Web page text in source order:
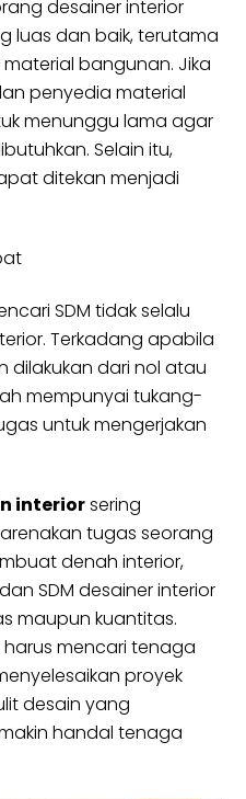
desainer interior
luas dan baik, terutama
bangunan. Jika
penyedia material
menunggu lama agar
Selain itu,
ditekan menjadi
SDM tidak selalu
Terkadang apabila
dilakukan dari nol atau
mempunyai tukang-
untuk mengerjakan
interiorsering
tugas seorang
denah interior,
SDM desainer interior
maupun kuantitas.
mencari tenaga
proyek
desain yang
handal tenaga